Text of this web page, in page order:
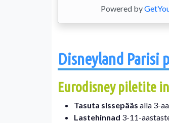
Powered by
Disneyland Parisi
Eurodisney piletite
Tasuta sissepääs alla 3-
Lastehinnad 3-11-